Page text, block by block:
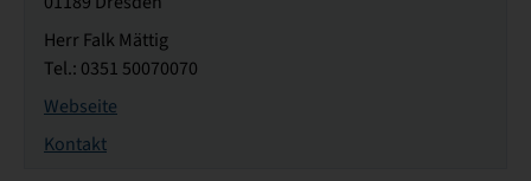
Herr Falk Mättig
Tel.: 0351 50070070
Webseite
Kontakt